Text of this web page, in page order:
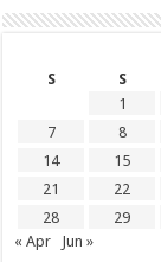
S
S
1
7
8
14
15
21
22
28
29
« Apr
Jun »